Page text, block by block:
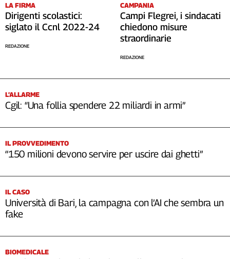
LA FIRMA
Dirigenti scolastici:
siglato il Ccnl 2022-24
REDAZIONE
CAMPANIA
Campi Flegrei, i sindacati
chiedono misure
straordinarie
REDAZIONE
L’ALLARME
Cgil: “Una follia spendere 22 miliardi in armi”
IL PROVVEDIMENTO
“150 milioni devono servire per uscire dai ghetti”
IL CASO
Università di Bari, la campagna con l’AI che sembra un
fake
BIOMEDICALE